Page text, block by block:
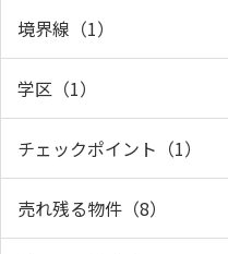
境界線（1）
学区（1）
チェックポイント（1）
売れ残る物件（8）